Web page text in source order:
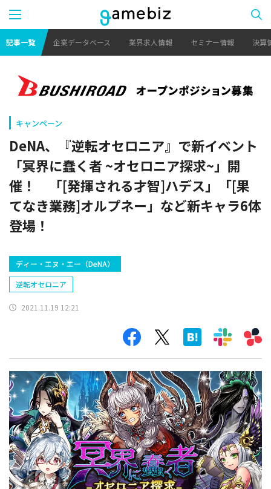
記事一覧 企業データベース 業界求人情報 セミナー情報 決算
キャンペーン
DeNA、『逆転オセロニア』で新イベント
「冥界に蠢く者 ~オセロニア探求~」開
催！ 「[発揮される才智]ハデス」「[果
てなき業務]オルプネー」など新キャラ6体
登場！
ディー・エヌ・エー（DeNA）
逆転オセロニア
2021.11.19 12:21